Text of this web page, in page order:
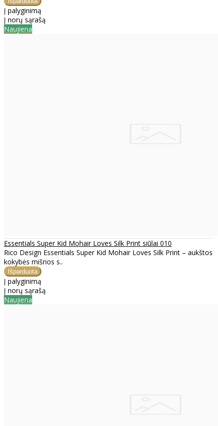
Į palyginimą
Į norų sąrašą
Naujiena
Essentials Super Kid Mohair Loves Silk Print siūlai 010
Rico Design Essentials Super Kid Mohair Loves Silk Print – aukštos
kokybės mišrios s..
Į palyginimą
Į norų sąrašą
Naujiena